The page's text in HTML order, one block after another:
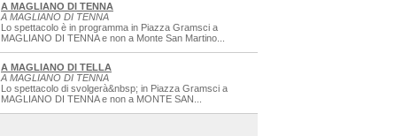
A MAGLIANO DI TENNA
A MAGLIANO DI TENNA
Lo spettacolo è in programma in Piazza Gramsci a
MAGLIANO DI TENNA e non a Monte San Martino...
A MAGLIANO DI TELLA
A MAGLIANO DI TENNA
Lo spettacolo di svolgerà&nbsp; in Piazza Gramsci a
MAGLIANO DI TENNA e non a MONTE SAN...